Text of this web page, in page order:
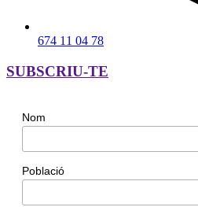
674 11 04 78
SUBSCRIU-TE
Nom
Població